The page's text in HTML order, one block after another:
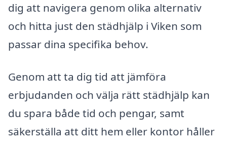
dig att navigera genom olika alternativ
och hitta just den städhjälp i Viken som
passar dina specifika behov.
Genom att ta dig tid att jämföra
erbjudanden och välja rätt städhjälp kan
du spara både tid och pengar, samt
säkerställa att ditt hem eller kontor håller